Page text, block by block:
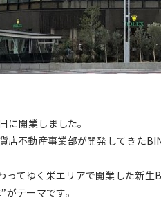
に開業しました。
店不動産事業部が開発してきた
てゆく栄エリアで開業した新
テーマです。